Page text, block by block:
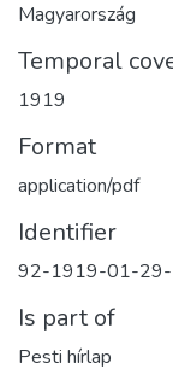
Magyarország
Temporal
1919
Format
application/pdf
Identifier
92-1919-01-29-
Is part of
Pesti hírlap